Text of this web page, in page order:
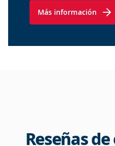
Más información
Reseñas